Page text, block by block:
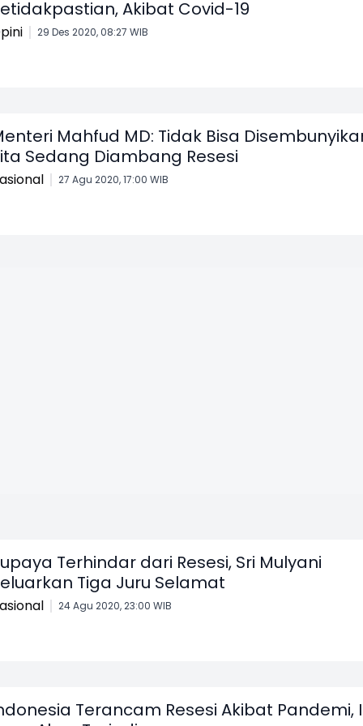
Akibat Covid-19
29 Des 2020, 08:27 WIB
Mahfud MD: Tidak Bisa
Sedang Diambang Resesi
27 Agu 2020, 17:00 WIB
Terhindar dari Resesi, Sri Mulyani
Tiga Juru Selamat
24 Agu 2020, 23:00 WIB
Terancam Resesi Akibat Pandemi,